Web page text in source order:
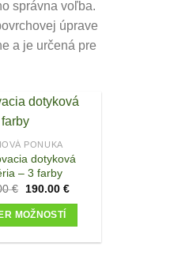
správna voľba.
úprave
a je určená pre
PONUKA
dotyková
– 3 farby
€
Original
was:
240.00 €.
190.00 €Current
MOŽNOSTÍ